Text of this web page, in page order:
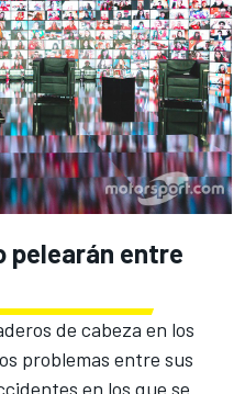
pelearán entre
de cabeza en los
problemas entre sus
en los que se